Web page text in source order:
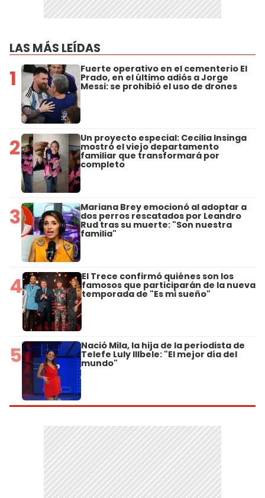
LAS MÁS LEÍDAS
1 Fuerte operativo en el cementerio El
Prado, en el último adiós a Jorge
Messi: se prohibió el uso de drones
2 Un proyecto especial: Cecilia Insinga
mostró el viejo departamento
familiar que transformará por
completo
3 Mariana Brey emocionó al adoptar a
dos perros rescatados por Leandro
Rud tras su muerte: "Son nuestra
familia"
4 El Trece confirmó quiénes son los
famosos que participarán de la nueva
temporada de "Es mi sueño"
5 Nació Mila, la hija de la periodista de
Telefe Luly Illbele: "El mejor día del
mundo"